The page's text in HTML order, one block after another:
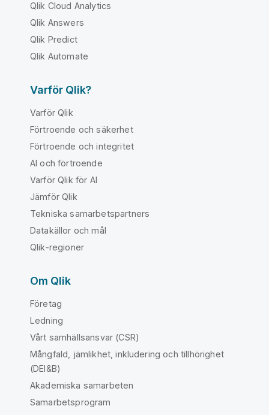
Qlik Cloud Analytics
Qlik Answers
Qlik Predict
Qlik Automate
Varför Qlik?
Varför Qlik
Förtroende och säkerhet
Förtroende och integritet
AI och förtroende
Varför Qlik för AI
Jämför Qlik
Tekniska samarbetspartners
Datakällor och mål
Qlik-regioner
Om Qlik
Företag
Ledning
Vårt samhällsansvar (CSR)
Mångfald, jämlikhet, inkludering och tillhörighet
(DEI&B)
Akademiska samarbeten
Samarbetsprogram